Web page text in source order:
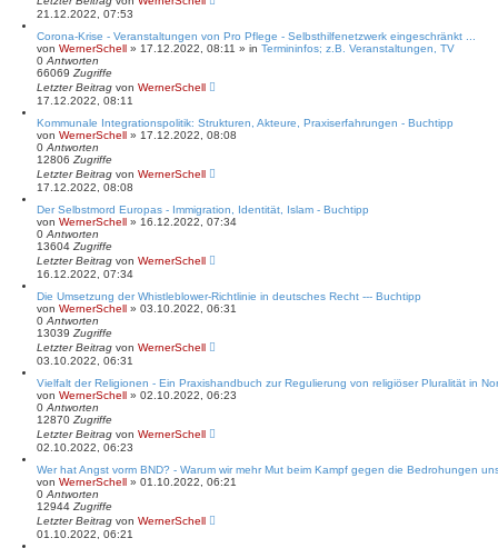
21.12.2022, 07:53
Corona-Krise - Veranstaltungen von Pro Pflege - Selbsthilfenetzwerk eingeschränkt ...
von WernerSchell » 17.12.2022, 08:11 » in Termininfos; z.B. Veranstaltungen, TV
0 Antworten
66069 Zugriffe
Letzter Beitrag von WernerSchell
17.12.2022, 08:11
Kommunale Integrationspolitik: Strukturen, Akteure, Praxiserfahrungen - Buchtipp
von WernerSchell » 17.12.2022, 08:08
0 Antworten
12806 Zugriffe
Letzter Beitrag von WernerSchell
17.12.2022, 08:08
Der Selbstmord Europas - Immigration, Identität, Islam - Buchtipp
von WernerSchell » 16.12.2022, 07:34
0 Antworten
13604 Zugriffe
Letzter Beitrag von WernerSchell
16.12.2022, 07:34
Die Umsetzung der Whistleblower-Richtlinie in deutsches Recht --- Buchtipp
von WernerSchell » 03.10.2022, 06:31
0 Antworten
13039 Zugriffe
Letzter Beitrag von WernerSchell
03.10.2022, 06:31
Vielfalt der Religionen - Ein Praxishandbuch zur Regulierung von religiöser Pluralität in
von WernerSchell » 02.10.2022, 06:23
0 Antworten
12870 Zugriffe
Letzter Beitrag von WernerSchell
02.10.2022, 06:23
Wer hat Angst vorm BND? - Warum wir mehr Mut beim Kampf gegen die Bedrohungen
von WernerSchell » 01.10.2022, 06:21
0 Antworten
12944 Zugriffe
Letzter Beitrag von WernerSchell
01.10.2022, 06:21